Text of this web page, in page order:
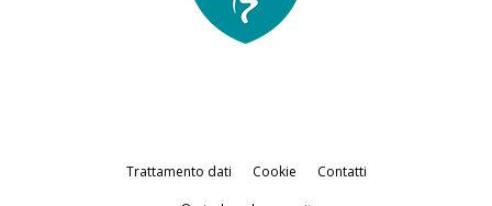
Trattamento dati Cookie Contatti